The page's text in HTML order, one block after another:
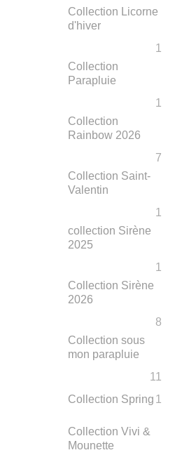
Collection Licorne
d'hiver
1
Collection
Parapluie
1
Collection
Rainbow 2026
7
Collection Saint-
Valentin
1
collection Sirène
2025
1
Collection Sirène
2026
8
Collection sous
mon parapluie
11
Collection Spring 1
Collection Vivi &
Mounette